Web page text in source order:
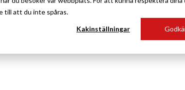
till att du inte spåras.
Kakinställningar